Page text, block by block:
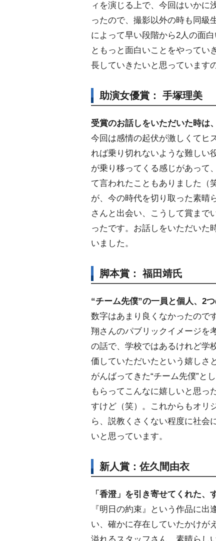
ィを演じる上で、今回はいかに
ったので、撮影以外の時も同級
によって早い段階から2人の面
ともっと面白いことをやってい
長していきたいと思っています
助演女優賞： 手塚理美
受賞のお話しをいただいた時は
今回は感情の起伏が激しくてヒ
れば乗り切れないような難しい
が乗り移ってくる感じがあって
て言われたこともありました（
が、今の時代を切り取った素晴
さんと出会い、こうして賞まで
ったです。お話しをいただいた
いました。
脚本賞： 福田靖氏
“チーム先僕”の一員と個人、2
数字はあまり良くなかったので
翔さんのパブリックイメージを
の話で、学校ではあるけれど学
価していただいたという嬉しさ
がんばってきた“チーム先僕”と
もらってこんなに嬉しいと思っ
すけど（笑）。これからもオリ
ら、説教くさくない程度に社会
いと思っています。
新人賞：佐久間由衣
「香澄」を引き寄せてくれた、
『明日の約束』という作品に
い、確かに存在していたかけが